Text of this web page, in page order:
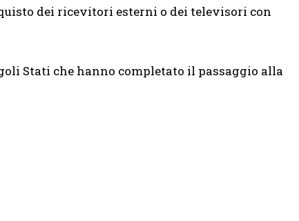
dei ricevitori esterni o dei televisori con
Stati che hanno completato il passaggio alla